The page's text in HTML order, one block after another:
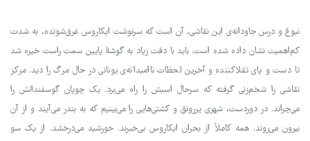
نبوغ و درس جاودانه‌ی این نقاشی، آن است که سرنوشت ایکاروس غرق‌شونده، به شدت
کم‌اهمیت نشان داده شده است. باید با دقت زیاد به گوشۀ پایین سمت راست خیره شد
تا دست و پای تقلا‌کننده و آخرین لحظات ناامیدانه‌ی یونانی در حال مرگ را دید. مرکز
نقاشی را شخم‌زنی گرفته که سرحال اسبش را راه می‌برد. یک چوپان گوسفندانش را
می‌چراند. در دوردست، شهری پررونق و کشتی‌هایی را می‌بینیم که به بندر می‌آیند و از آن
بیرون می‌روند. همه کاملاً از بحران ایکاروس بی‌خبرند. خورشید می‌درخشد. از یک سو